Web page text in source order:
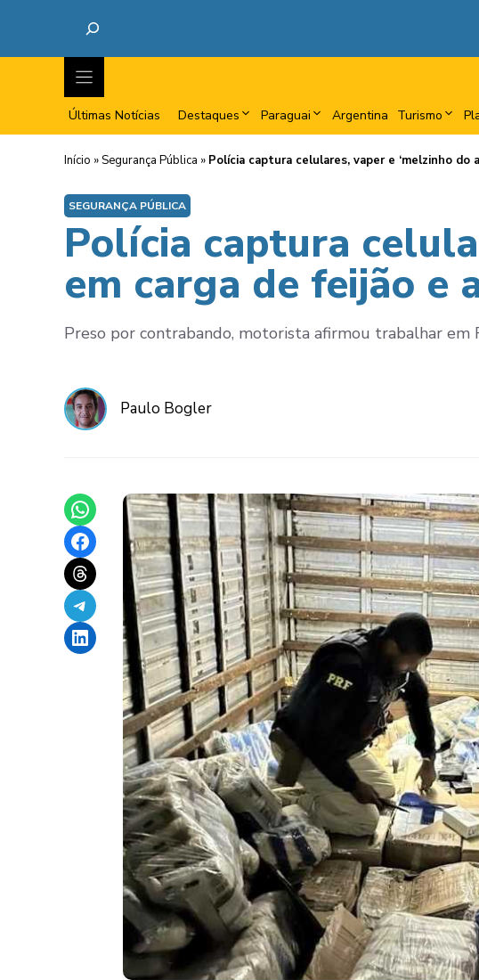
Últimas Notícias Destaques Paraguai Argentina Turismo
Início »Segurança Pública » Polícia captura celulares, vaper e ‘melzinho do
SEGURANÇA PÚBLICA
Polícia captura
em carga de feijão e
Preso por contrabando, motorista afirmou trabalhar em
Paulo Bogler
Share on WhatsApp
Share on Facebook
Share on Threads
Share on Telegram
Share on LinkedIn